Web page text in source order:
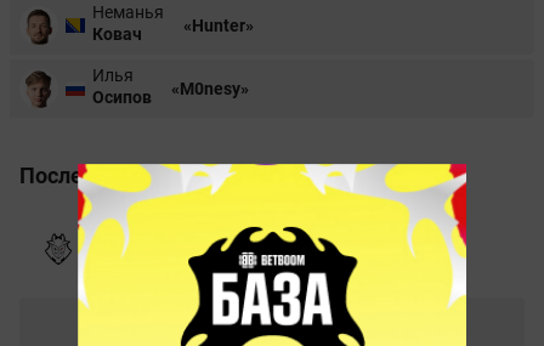
Неманья
Ковач
«Hunter»
Илья
Осипов
«M0nesy»
Последние матчи
PGL Major Antwerp 2022: European RMR B. 21.04.2022
Sangal 0 – 1 G2